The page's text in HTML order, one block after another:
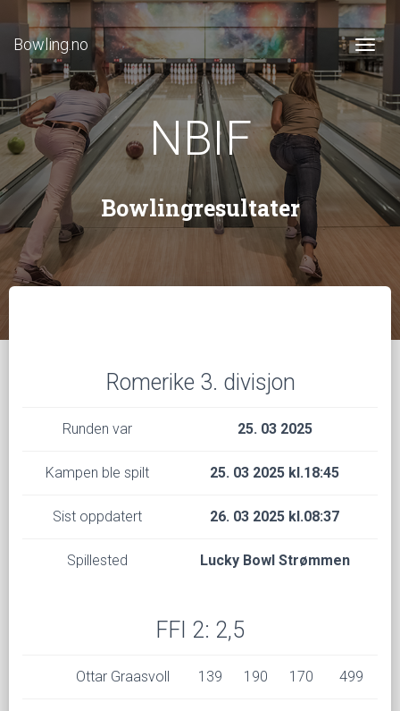
Bowling.no
NBIF
Bowlingresultater
Romerike 3. divisjon
Runden var 25. 03 2025
Kampen ble spilt 25. 03 2025 kl.18:45
Sist oppdatert 26. 03 2025 kl.08:37
Spillested Lucky Bowl Strømmen
FFI 2: 2,5
Ottar Graasvoll 139 190 170 499